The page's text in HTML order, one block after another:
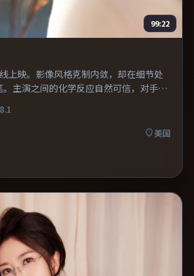
99:22
上映。影像风格克制内敛，却在细节处
主演之间的化学反应自然可信，对手戏
意味深长，值得二刷细品台词与构图。
8.1
美国